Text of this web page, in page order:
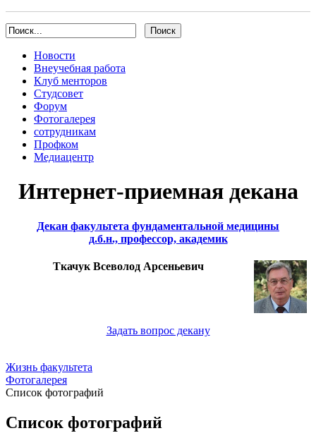
Новости
Внеучебная работа
Клуб менторов
Студсовет
Форум
Фотогалерея
сотрудникам
Профком
Медиацентр
Интернет-приемная декана
Декан факультета фундаментальной медицины
д.б.н., профессор, академик
Ткачук Всеволод Арсеньевич
Задать вопрос декану
Жизнь факультета
Фотогалерея
Список фотографий
Список фотографий